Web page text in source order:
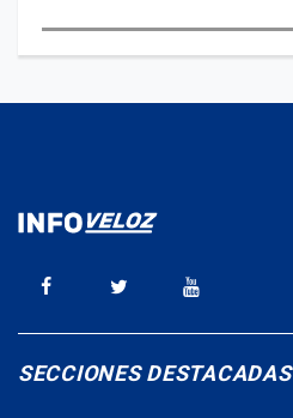
SECCIONES DESTACADAS